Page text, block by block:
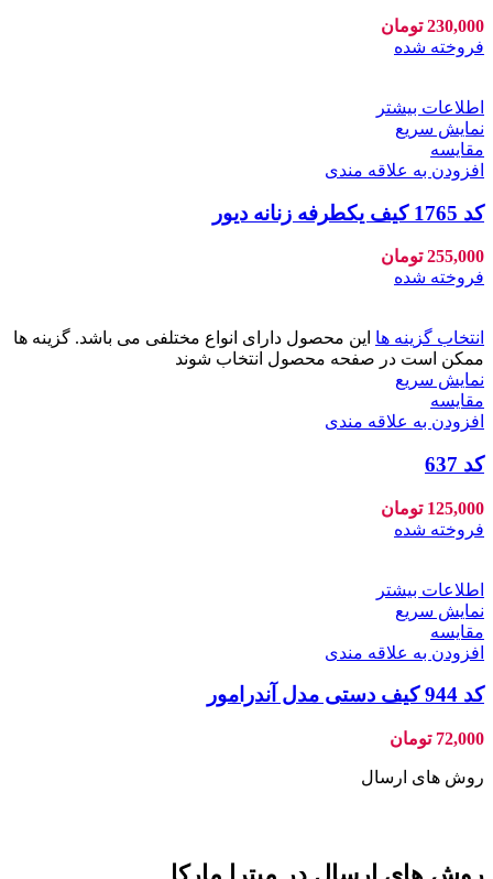
230,000 تومان
فروخته شده
اطلاعات بیشتر
نمایش سریع
مقايسه
افزودن به علاقه مندی
کد 1765 کیف یکطرفه زنانه دیور
255,000 تومان
فروخته شده
انتخاب گزینه ها این محصول دارای انواع مختلفی می باشد. گزینه ها
ممکن است در صفحه محصول انتخاب شوند
نمایش سریع
مقايسه
افزودن به علاقه مندی
کد 637
125,000 تومان
فروخته شده
اطلاعات بیشتر
نمایش سریع
مقايسه
افزودن به علاقه مندی
کد 944 کیف دستی مدل آندرامور
72,000 تومان
روش های ارسال